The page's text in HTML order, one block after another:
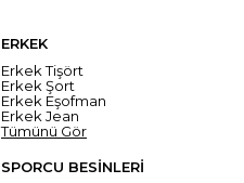
ERKEK
Erkek Tişört
Erkek Şort
Erkek Eşofman
Erkek Jean
Tümünü Gör
SPORCU BESİNLERİ